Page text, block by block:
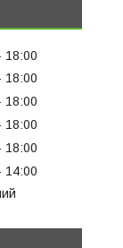
18:00
18:00
18:00
18:00
18:00
14:00